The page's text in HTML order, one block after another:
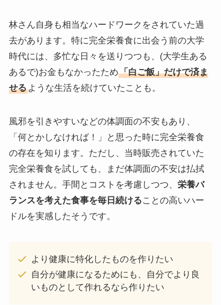
林さん自身も相当なハードワークをされていた過
去があります。特に完全栄養食に出会う前の大学
時代には、多忙な日々を送りつつも、(大学生ある
あるで)お金もなかったため「白ご飯」だけで済ま
せるような生活を続けていたことも。
風邪を引きやすいなどの体調面の不安もあり、
「何とかしなければ！」と思った時に完全栄養食
の存在を知ります。ただし、当時販売されていた
完全栄養食を試しても、まだ体調面の不安は払拭
されません。手間とコストを考慮しつつ、 栄養バ
ランスを考えた食事を毎日続けることの高いハー
ドルを実感したそうです。
より健康に特化したものを作りたい
自分が健康になるためにも、自分でより良
いものとして作れるなら作りたい